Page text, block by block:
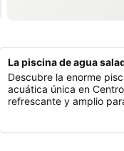
La piscina de agua
Descubre la enorme
acuática única en
refrescante y amplio